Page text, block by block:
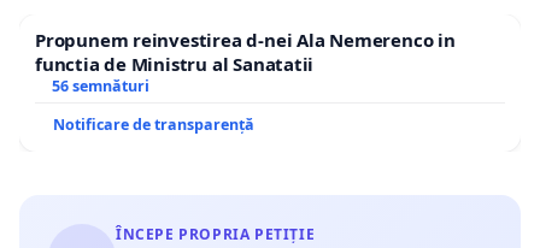
Propunem reinvestirea d-nei Ala Nemerenco in
functia de Ministru al Sanatatii
56 semnături
Notificare de transparență
ÎNCEPE PROPRIA PETIȚIE